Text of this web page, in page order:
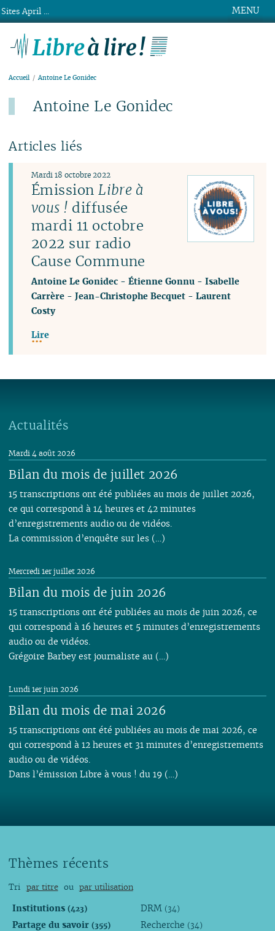
MENU
Accueil Antoine Le Gonidec
Antoine Le Gonidec
Articles liés
ÉmissionLibre à
vous ! diffusée
mardi 11 octobre
2022 sur radio
Cause Commune
Mardi 18 octobre 2022
Antoine Le Gonidec -Étienne Gonnu -Isabelle
Carrère -Jean-Christophe Becquet -Laurent
Costy
Lire
Actualités
Bilan du mois de juillet 2026
Mardi 4 août 2026
15 transcriptions ont été publiées au mois de juillet 2026,
ce qui correspond à 14 heures et 42 minutes
d’enregistrements audio ou de vidéos.
La commission d’enquête sur les (…)
Bilan du mois de juin 2026
Mercredi 1er juillet 2026
15 transcriptions ont été publiées au mois de juin 2026, ce
qui correspond à 16 heures et 5 minutes d’enregistrements
audio ou de vidéos.
Grégoire Barbey est journaliste au (…)
Bilan du mois de mai 2026
Lundi 1er juin 2026
15 transcriptions ont été publiées au mois de mai 2026, ce
qui correspond à 12 heures et 31 minutes d’enregistrements
audio ou de vidéos.
Dans l’émission Libre à vous ! du 19 (…)
Thèmes récents
Tri par titre ou par utilisation
Institutions (423)
Partage du savoir (355)
DRM (34)
Recherche (34)
Sites April ...